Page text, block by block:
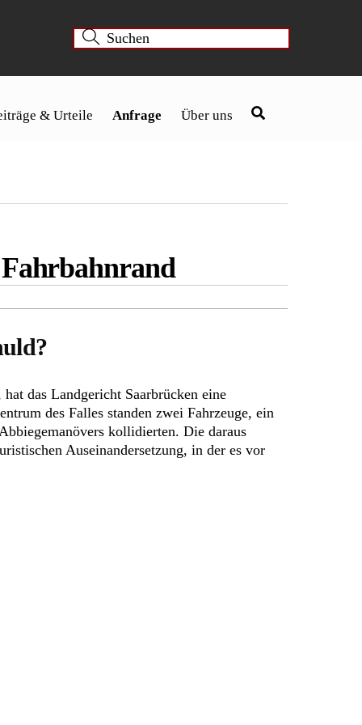
& Urteile Anfrage Über uns
das Landgericht Saarbrücken eine
des Falles standen zwei Fahrzeuge, ein
kollidierten. Die daraus
Auseinandersetzung, in der es vor